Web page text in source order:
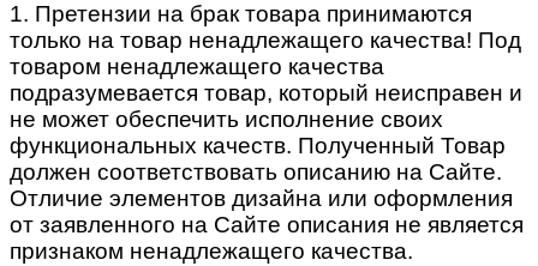
1. Претензии на брак товара принимаются
только на товар ненадлежащего качества! Под
товаром ненадлежащего качества
подразумевается товар, который неисправен и
не может обеспечить исполнение своих
функциональных качеств. Полученный Товар
должен соответствовать описанию на Сайте.
Отличие элементов дизайна или оформления
от заявленного на Сайте описания не является
признаком ненадлежащего качества.